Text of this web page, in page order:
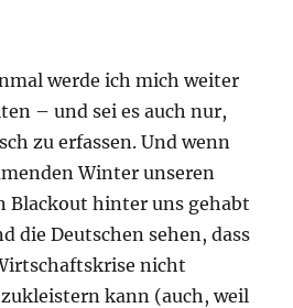
werde ich mich weiter
– und sei es auch nur,
zu erfassen. Und wenn
Winter unseren
Blackout hinter uns gehabt
die Deutschen sehen, dass
nicht
kann (auch, weil